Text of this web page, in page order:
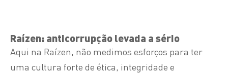
Raízen: anticorrupção levada a sério
Aqui na Raízen, não medimos esforços para ter
uma cultura forte de ética, integridade e